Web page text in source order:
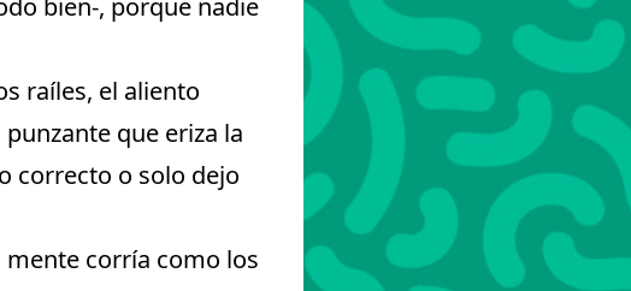
bien-, porque nadie
raíles, el aliento
que eriza la
correcto o solo dejo
mente corría como los